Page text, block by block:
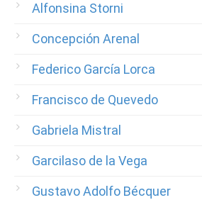
Alfonsina Storni
Concepción Arenal
Federico García Lorca
Francisco de Quevedo
Gabriela Mistral
Garcilaso de la Vega
Gustavo Adolfo Bécquer